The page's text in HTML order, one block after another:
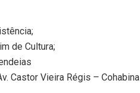
de Cultura;
Castor Vieira Régis – Cohabinal